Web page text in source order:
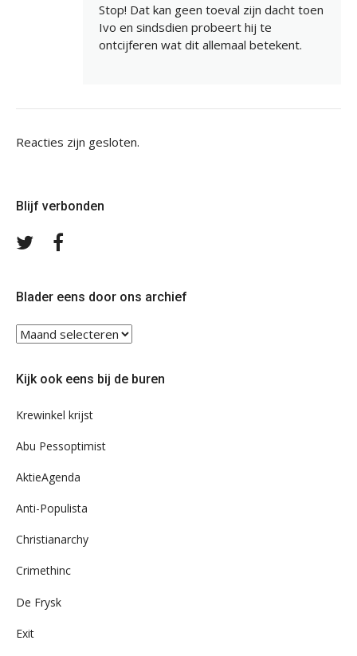
Stop! Dat kan geen toeval zijn dacht toen
Ivo en sindsdien probeert hij te
ontcijferen wat dit allemaal betekent.
Reacties zijn gesloten.
Blijf verbonden
Volg
Blader eens door ons archief
Blader
eens
ons
Kijk ook eens bij de buren
Krewinkel krijst
Abu Pessoptimist
AktieAgenda
Anti-Populista
Christianarchy
Crimethinc
De Frysk
Exit